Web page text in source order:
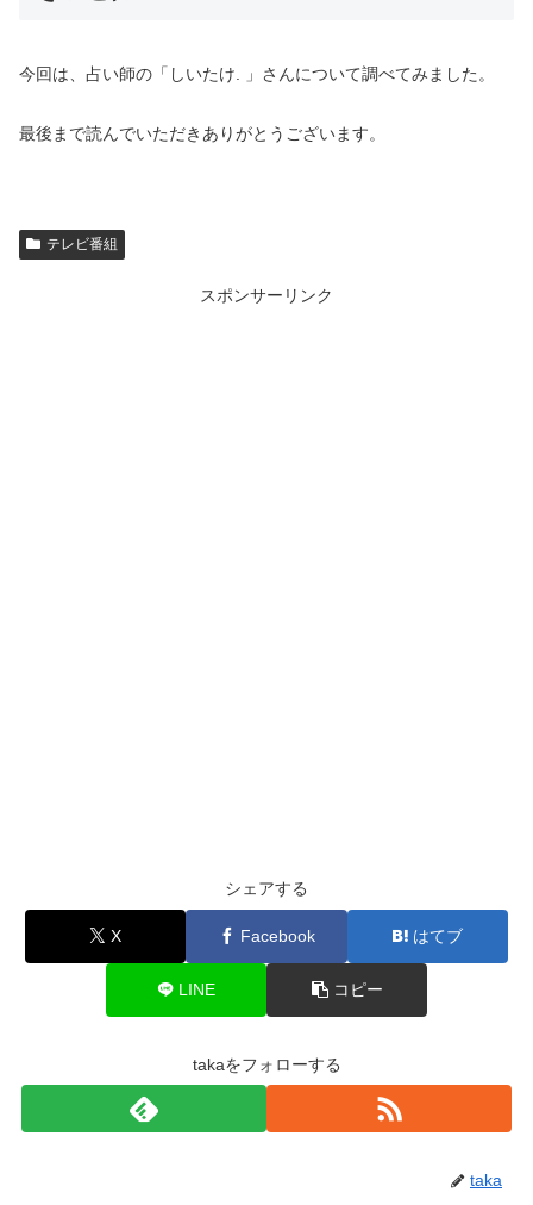
今回は、 占い師の「しいたけ. 」さんについて調べてみました。
最後まで読んでいただきありがとうございます。
テレビ番組
スポンサーリンク
シェアする
X Facebook はてブ
LINE コピー
takaをフォローする
taka